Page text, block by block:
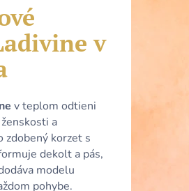
v
v teplom odtieni
a
zdobený korzet s
dekolt a pás,
modelu
pohybe.
Nasledujúce